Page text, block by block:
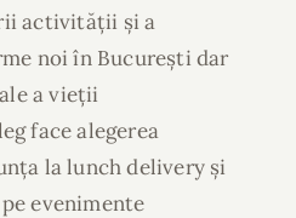
activității și a
noi în București dar
a vieții
face alegerea
la lunch delivery și
evenimente